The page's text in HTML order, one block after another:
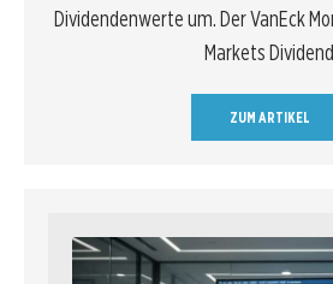
Dividendenwerte um. Der VanEck
Markets Dividend
ZUM ARTIKEL